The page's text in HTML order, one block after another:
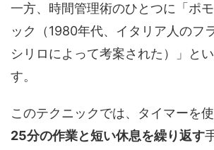
一方、時間管理術のひとつに「ポ
ック（1980年代、イタリア人のフ
シリロによって考案された）」と
す。
このテクニックでは、タイマーを
25分の作業と短い休息を繰り返す